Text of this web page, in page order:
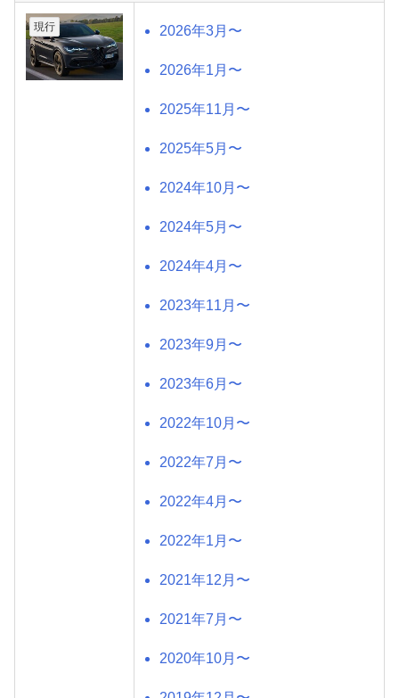
現行 2026年3月〜
2026年1月〜
2025年11月〜
2025年5月〜
2024年10月〜
2024年5月〜
2024年4月〜
2023年11月〜
2023年9月〜
2023年6月〜
2022年10月〜
2022年7月〜
2022年4月〜
2022年1月〜
2021年12月〜
2021年7月〜
2020年10月〜